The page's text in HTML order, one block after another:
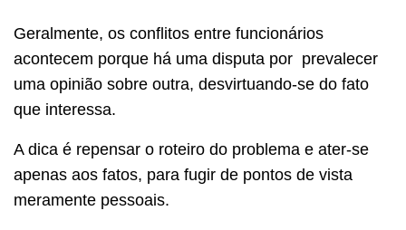
Geralmente, os conflitos entre funcionários
acontecem porque há uma disputa por prevalecer
uma opinião sobre outra, desvirtuando-se do fato
que interessa.
A dica é repensar o roteiro do problema e ater-se
apenas aos fatos, para fugir de pontos de vista
meramente pessoais.